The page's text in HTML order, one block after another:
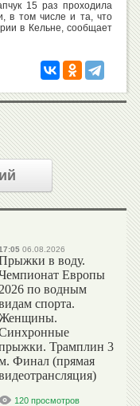
15 раз проходила
в том числе и та, что
в Кельне, сообщает
06.08.2026
в воду.
Европы
2026 по водным
спорта.
Трамплин 3
Финал (прямая
120 просмотров